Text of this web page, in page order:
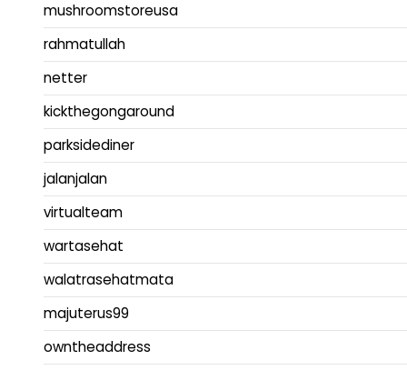
mushroomstoreusa
rahmatullah
netter
kickthegongaround
parksidediner
jalanjalan
virtualteam
wartasehat
walatrasehatmata
majuterus99
owntheaddress